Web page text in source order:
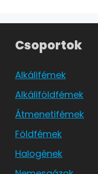
Csoportok
Alkálifémek
Alkáliföldfémek
Átmenetifémek
Földfémek
Halogének